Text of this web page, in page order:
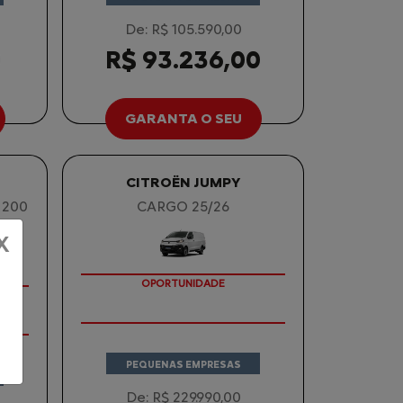
De: R$ 105.590,00
R$ 93.236,00
GARANTA O SEU
200
CITROËN JUMPY
CARGO 25/26
OPORTUNIDADE
PEQUENAS EMPRESAS
De: R$ 229.990,00